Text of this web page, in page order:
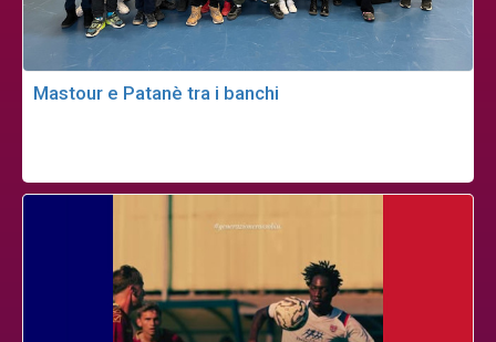
Mastour e Patanè tra i banchi